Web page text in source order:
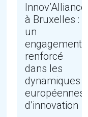
Innov’Alliance
à Bruxelles :
un
engagement
renforcé
dans les
dynamiques
européennes
d’innovation